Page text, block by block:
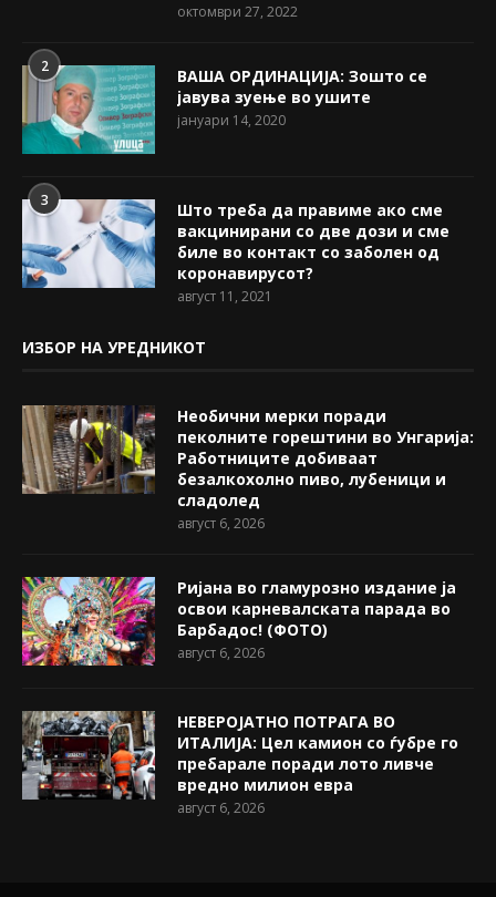
октомври 27, 2022
2
ВАША ОРДИНАЦИЈА: Зошто се
јавува зуење во ушите
јануари 14, 2020
3
Што треба да правиме ако сме
вакцинирани со две дози и сме
биле во контакт со заболен од
коронавирусот?
август 11, 2021
ИЗБОР НА УРЕДНИКОТ
Необични мерки поради
пеколните горештини во Унгарија:
Работниците добиваат
безалкохолно пиво, лубеници и
сладолед
август 6, 2026
Ријана во гламурозно издание ја
освои карневалската парада во
Барбадос! (ФОТО)
август 6, 2026
НЕВЕРОЈАТНО ПОТРАГА ВО
ИТАЛИЈА: Цел камион со ѓубре го
пребарале поради лото ливче
вредно милион евра
август 6, 2026